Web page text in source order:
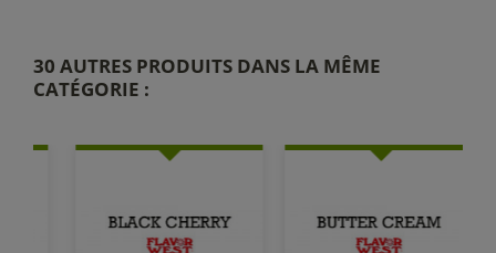
30 AUTRES PRODUITS DANS LA MÊME
CATÉGORIE :